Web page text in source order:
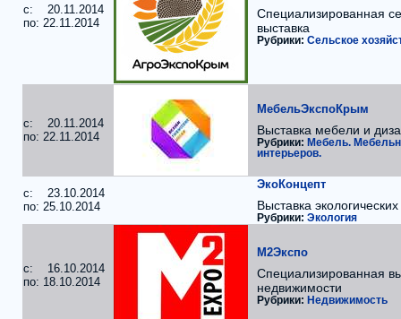
c: 20.11.2014
по: 22.11.2014
Специализированная
выставка
Рубрики: Сельское
c: 20.11.2014
по: 22.11.2014
МебельЭкспоКрым
Выставка мебели и
Рубрики: Мебель.
интерьеров.
c: 23.10.2014
по: 25.10.2014
ЭкоКонцепт
Выставка
Рубрики: Экология
c: 16.10.2014
по: 18.10.2014
М2Экспо
Специализированная
недвижимости
Рубрики: Недвижимость